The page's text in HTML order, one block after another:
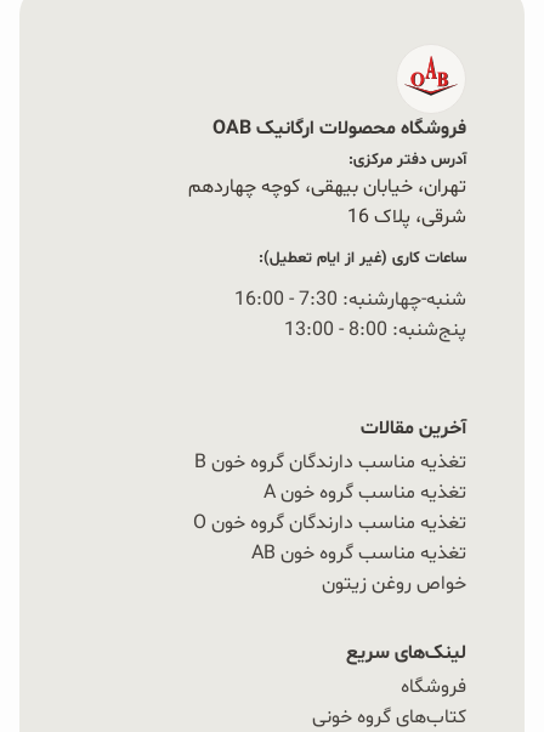
فروشگاه محصولات ارگانیک OAB
آدرس دفتر مرکزی:
تهران، خیابان بیهقی، کوچه چهاردهم
شرقی، پلاک 16‭
ساعات کاری (غیر از ایام تعطیل):
شنبه-چهارشنبه: 7:30 - 16:00
پنج‌شنبه: 8:00 - 13:00
آخرین مقالات
تغذیه مناسب دارندگان گروه خون B
تغذیه مناسب گروه خون A
تغذیه مناسب دارندگان گروه خون O
تغذیه مناسب گروه خون AB
خواص روغن زیتون
لینک‌های سریع
فروشگاه
کتاب‌های گروه خونی